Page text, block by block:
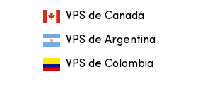
VPS de Canadá
VPS de Argentina
VPS de Colombia